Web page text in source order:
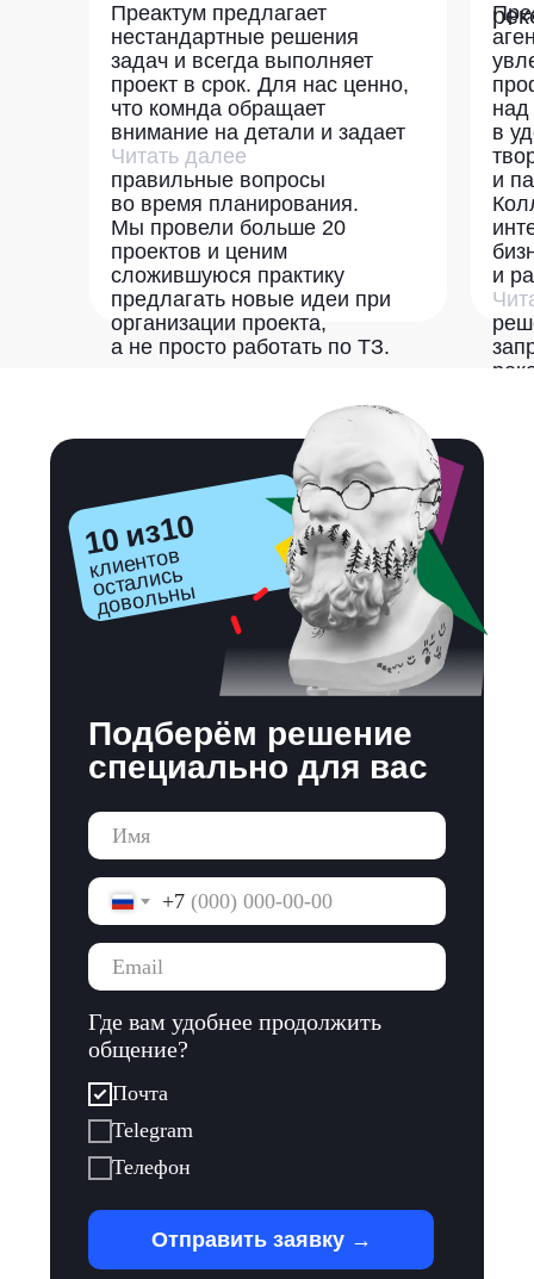
Подробнее →
Подробнее →
Подробнее →
Преактум предлагает
нестандартные решения
задач и всегда выполняет
проект в срок. Для нас ценно,
что комнда обращает
внимание на детали и задает
Читать далее
правильные вопросы
во время планирования.
Мы провели больше 20
проектов и ценим
сложившуюся практику
предлагать новые идеи при
организации проекта,
а не просто работать по ТЗ.
в
и
и
Подберём решение
специально для вас
+7
Где вам удобнее продолжить
общение?
Почта
Telegram
Телефон
Отправить заявку →
10 из10
клиентов
остались
довольн
ы
проекто
м